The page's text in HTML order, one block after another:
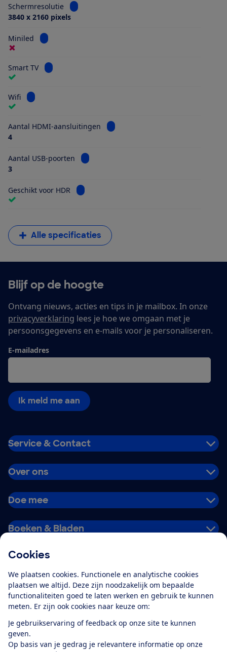
Cookies
We plaatsen cookies. Functionele en analytische cookies
plaatsen we altijd. Deze zijn noodzakelijk om bepaalde
functionaliteiten goed te laten werken en gebruik te kunnen
meten. Er zijn ook cookies naar keuze om:
Je gebruikservaring of feedback op onze site te kunnen
geven.
Op basis van je gedrag je relevantere informatie op onze
Schermresolutie
Bekijk informatie voor Schermresolutie
3840 x 2160 pixels
Miniled Bekijk informatie voor Miniled
Smart TV Bekijk informatie voor Smart TV
Wifi Bekijk informatie voor Wifi
Aantal HDMI-aansluitingen
Bekijk informatie voor Aantal
4
Aantal USB-poorten
Bekijk informatie voor Aantal USB-poorten
3
Geschikt voor HDR Bekijk informatie voor Geschikt voor HDR
Alle specificaties
Blijf op de hoogte
Ontvang nieuws, acties en tips in je mailbox. In onze
privacyverklaring lees je hoe we omgaan met je
persoonsgegevens en e-mails voor je personaliseren.
E-mailadres
Ik meld me aan
Service & Contact
Over ons
Doe mee
Boeken & Bladen
Alles over de
app